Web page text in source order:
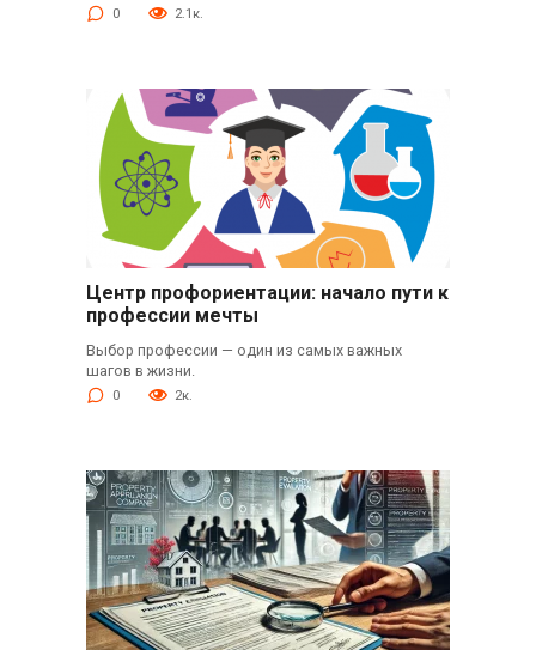
0 2.1к.
Центр профориентации: начало пути к
профессии мечты
Выбор профессии — один из самых важных
шагов в жизни.
0 2к.